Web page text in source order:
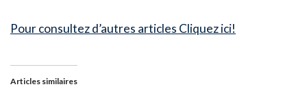
Pour consultez d’autres articles Cliquez ici!
Articles similaires